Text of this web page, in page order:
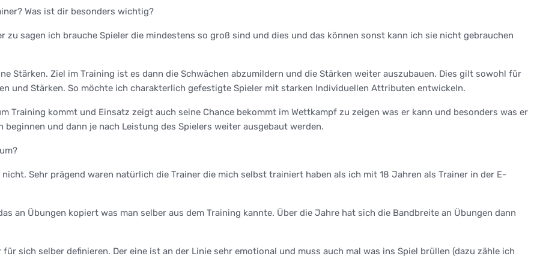
Was ist dir besonders wichtig?
zu sagen ich brauche Spieler die mindestens so groß sind und dies und das können sonst kann ich sie nicht gebrauchen
Stärken. Ziel im Training ist es dann die Schwächen abzumildern und die Stärken weiter auszubauen. Dies gilt sowohl für
und Stärken. So möchte ich charakterlich gefestigte Spieler mit starken Individuellen Attributen entwickeln.
Training kommt und Einsatz zeigt auch seine Chance bekommt im Wettkampf zu zeigen was er kann und besonders was er
und dann je nach Leistung des Spielers weiter ausgebaut werden.
Sehr prägend waren natürlich die Trainer die mich selbst trainiert haben als ich mit 18 Jahren als Trainer in der E-
an Übungen kopiert was man selber aus dem Training kannte. Über die Jahre hat sich die Bandbreite an Übungen dann
sich selber definieren. Der eine ist an der Linie sehr emotional und muss auch mal was ins Spiel brüllen (dazu zähle ich